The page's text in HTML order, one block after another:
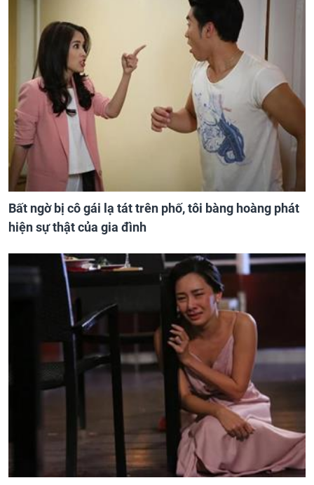
Bất ngờ bị cô gái lạ tát trên phố, tôi bàng hoàng phát
hiện sự thật của gia đình